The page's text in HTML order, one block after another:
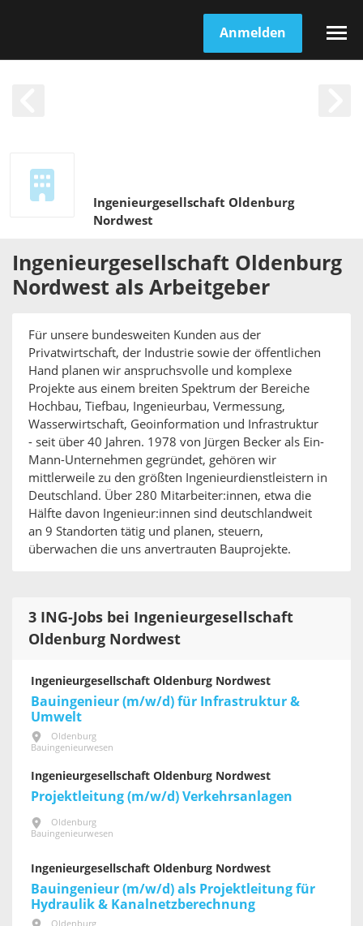
Anmelden
Ingenieurgesellschaft Oldenburg
Nordwest
Ingenieurgesellschaft Oldenburg
Nordwest als Arbeitgeber
Für unsere bundesweiten Kunden aus der
Privatwirtschaft, der Industrie sowie der öffentlichen
Hand planen wir anspruchsvolle und komplexe
Projekte aus einem breiten Spektrum der Bereiche
Hochbau, Tiefbau, Ingenieurbau, Vermessung,
Wasserwirtschaft, Geoinformation und Infrastruktur
- seit über 40 Jahren. 1978 von Jürgen Becker als Ein-
Mann-Unternehmen gegründet, gehören wir
mittlerweile zu den größten Ingenieurdienstleistern in
Deutschland. Über 280 Mitarbeiter:innen, etwa die
Hälfte davon Ingenieur:innen sind deutschlandweit
an 9 Standorten tätig und planen, steuern,
überwachen die uns anvertrauten Bauprojekte.
3 ING-Jobs bei Ingenieurgesellschaft
Oldenburg Nordwest
Ingenieurgesellschaft Oldenburg Nordwest
Bauingenieur (m/w/d) für Infrastruktur &
Umwelt
Oldenburg
Bauingenieurwesen
Ingenieurgesellschaft Oldenburg Nordwest
Projektleitung (m/w/d) Verkehrsanlagen
Oldenburg
Bauingenieurwesen
Ingenieurgesellschaft Oldenburg Nordwest
Bauingenieur (m/w/d) als Projektleitung für
Hydraulik & Kanalnetzberechnung
Oldenburg